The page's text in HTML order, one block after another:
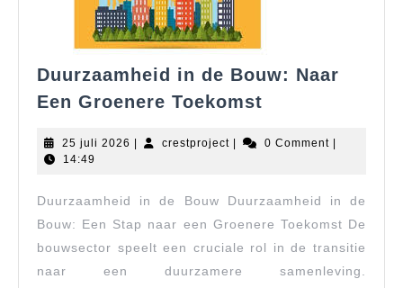
Duurzaamheid in de Bouw: Naar
Een Groenere Toekomst
de
Een
Groenere
Toekomst
25 juli 2026 25
crestprojectcrestproject0 Comment
14:49
Duurzaamheid in de Bouw Duurzaamheid in de
Bouw: Een Stap naar een Groenere Toekomst De
bouwsector speelt een cruciale rol in de transitie
naar een duurzamere samenleving.